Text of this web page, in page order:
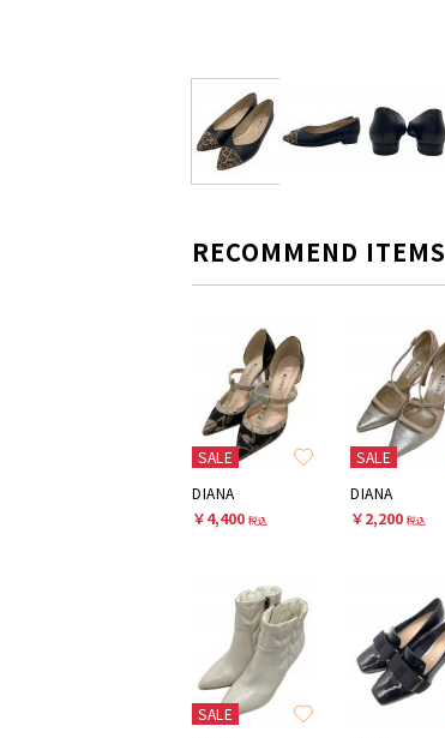
RECOMMEND ITEMS
SALE
DIANA
￥4,400 税込
SALE
DIANA
￥2,200 税込
SALE